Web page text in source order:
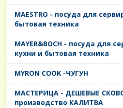
MAESTRO - посуда для
бытовая техника
MAYER&BOCH - посуда для
кухни и бытовая техника
MYRON COOK -ЧУГУН
MАСТЕРИЦА - ДЕШЕВЫЕ
производство КАЛИТВА